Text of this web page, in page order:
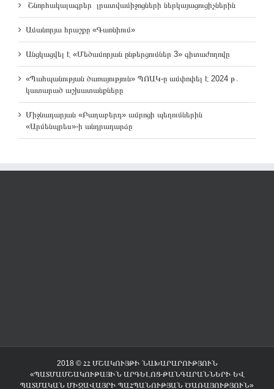
Շնորհակալագրեր լրատվամիջոցների ներկայացուցիչներին
Ամանորյա հրաշքը «Գառնիում»
Անցկացվել է «Մեծամորյան ընթերցումներ 3» գիտաժողովը
«Պահպանության ծառայություն» ՊՈԱԿ-ը ամփոփել է 2024 թ․
կատարած աշխատանքները
Միջնադարյան «Բաղաբերդ» ամրոցի պեղումներին
«Արմենպրես»-ի անդրադարձը
2018 © ՀՀ ՄՇԱԿՈՒՅԹԻ ՆԱԽԱՐԱՐՈՒԹՅՈՒՆ
«ՊԱՏՄԱՄՇԱԿՈՒԹԱՅԻՆ ԱՐԳԵԼՈՑ-ԹԱՆԳԱՐԱՆՆԵՐԻ ԵՎ
ՊԱՏՄԱԿԱՆ ՄԻՋԱՎԱՅՐԻ ՊԱՀՊԱՆՈՒԹՅԱՆ ԾԱՌԱՅՈՒԹՅՈՒՆ»